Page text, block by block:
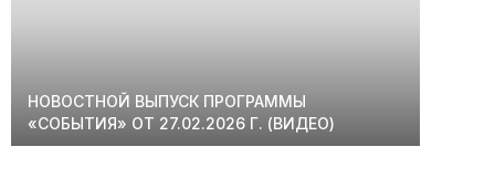
НОВОСТНОЙ ВЫПУСК ПРОГРАММЫ
«СОБЫТИЯ» ОТ 27.02.2026 Г. (ВИДЕО)